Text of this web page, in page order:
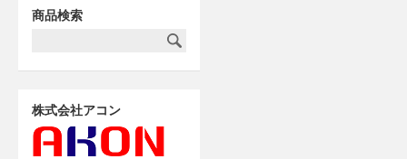
商品検索
株式会社アコン